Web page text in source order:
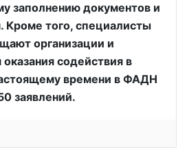
заполнению документов и
Кроме того, специалисты
организации и
содействия в
времени в ФАДН
заявлений.